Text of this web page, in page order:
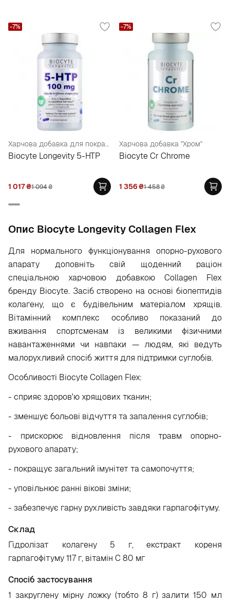
Харчова добавка для покращення емоційного стану та нормалізації сну
Biocyte Longevity 5-HTP
1 017₴1 094₴
-7%
Харчова добавка "Хром"
Biocyte Cr Chrome
1 356₴1 458₴
-7%
Опис Biocyte Longevity Collagen Flex
Для нормального функціонування опорно-рухового
апарату доповніть свій щоденний раціон
спеціальною харчовою добавкою Collagen Flex
бренду Biocyte. Засіб створено на основі біопептидів
колагену, що є будівельним матеріалом хрящів.
Вітамінний комплекс особливо показаний до
вживання спортсменам із великими фізичними
навантаженнями чи навпаки — людям, які ведуть
малорухливий спосіб життя для підтримки суглобів.
Особливості Biocyte Collagen Flex:
- сприяє здоров'ю хрящових тканин;
- зменшує больові відчуття та запалення суглобів;
- прискорює відновлення після травм опорно-
рухового апарату;
- покращує загальний імунітет та самопочуття;
- уповільнює ранні вікові зміни;
- забезпечує гарну рухливість завдяки гарпагофітуму.
Склад
Гідролізат колагену 5 г, екстракт кореня
гарпагофітуму 117 г, вітамін С 80 мг
Спосіб застосування
1 закруглену мірну ложку (тобто 8 г) залити 150 мл